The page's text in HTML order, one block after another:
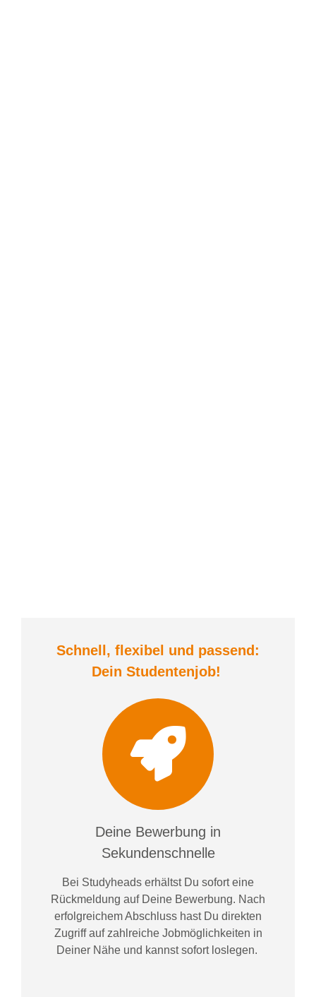
Schnell, flexibel und passend:
Dein Studentenjob!
Deine Bewerbung in
Sekundenschnelle
Bei Studyheads erhältst Du sofort eine
Rückmeldung auf Deine Bewerbung. Nach
erfolgreichem Abschluss hast Du direkten
Zugriff auf zahlreiche Jobmöglichkeiten in
Deiner Nähe und kannst sofort loslegen.